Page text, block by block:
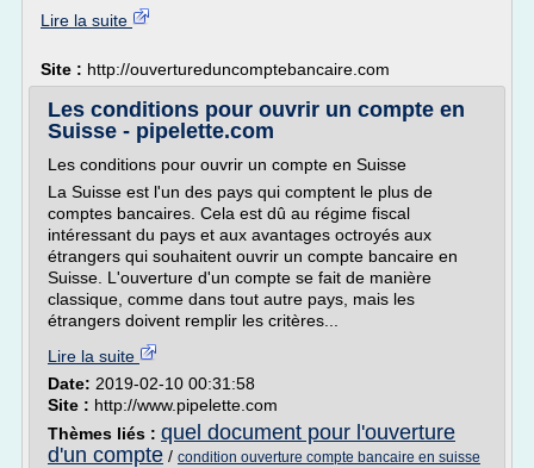
Lire la suite
Site : http://ouvertureduncomptebancaire.com
Les conditions pour ouvrir un compte en
Suisse - pipelette.com
Les conditions pour ouvrir un compte en Suisse
La Suisse est l'un des pays qui comptent le plus de
comptes bancaires. Cela est dû au régime fiscal
intéressant du pays et aux avantages octroyés aux
étrangers qui souhaitent ouvrir un compte bancaire en
Suisse. L'ouverture d'un compte se fait de manière
classique, comme dans tout autre pays, mais les
étrangers doivent remplir les critères...
Lire la suite
Date: 2019-02-10 00:31:58
Site : http://www.pipelette.com
Thèmes liés : quel document pour l'ouverture
d'un compte / condition ouverture compte bancaire en suisse